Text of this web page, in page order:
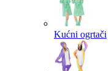
Kućni ogrtači